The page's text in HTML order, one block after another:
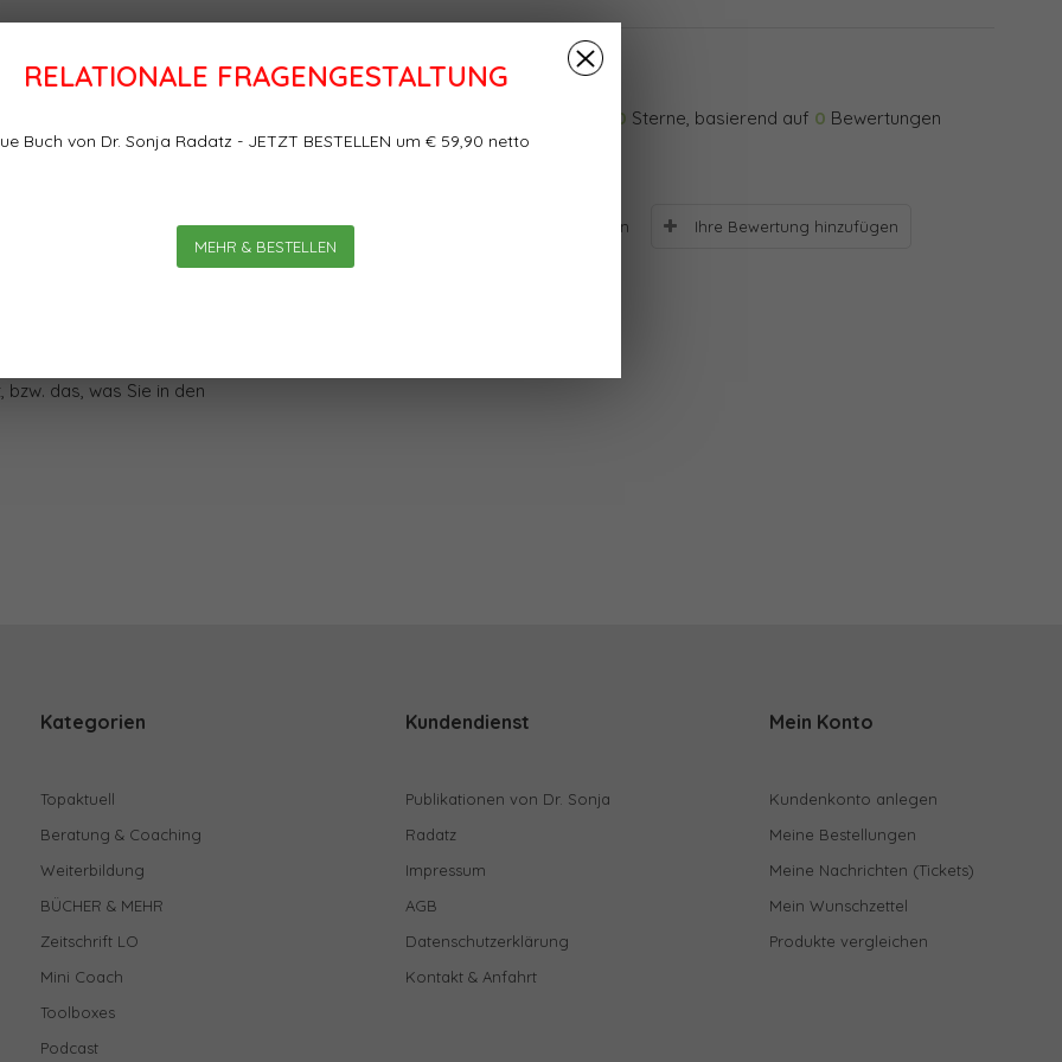
RELATIONALE FRAGENGESTALTUNG
Buch von Dr. Sonja Radatz - JETZT BESTELLEN um € 59,90 netto
MEHR & BESTELLEN
haben Sie?
das, was Sie in den
0 Sterne, basierend auf 0 Bewertungen
0Sterne, basierend auf Bewertungen Ihre Bewertung hinzufügen
Kategorien
Topaktuell
Beratung & Coaching
Weiterbildung
BÜCHER & MEHR
Zeitschrift LO
Mini Coach
Toolboxes
Podcast
Kundendienst
Publikationen von Dr. Sonja
Radatz
Impressum
AGB
Datenschutzerklärung
Kontakt & Anfahrt
Mein Konto
Kundenkonto anlegen
Meine Bestellungen
Meine Nachrichten (Tickets)
Mein Wunschzettel
Produkte vergleichen